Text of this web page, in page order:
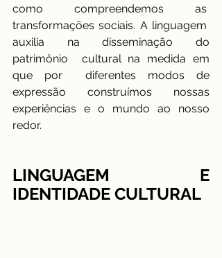
como compreendemos as
transformações sociais. A linguagem
auxilia na disseminação do
patrimônio  cultural na medida em
que por  diferentes modos de
expressão construímos nossas
experiências e o mundo ao nosso
redor.
LINGUAGEM E
IDENTIDADE CULTURAL